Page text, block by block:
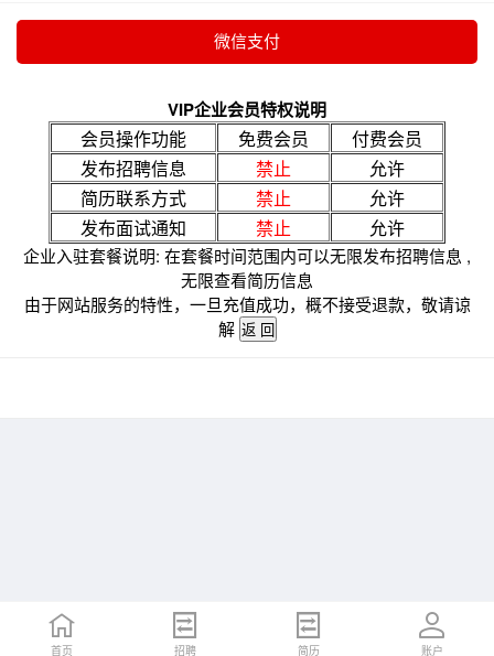
VIP企业会员特权说明
会员操作功能 免费会员
付费会员
发布招聘信息
禁止
允许
简历联系方式
禁止
允许
发布面试通知
禁止 允许
企业入驻套餐说明: 在套餐时间范围内可以无限发布招聘信息 ,
无限查看简历信息
由于网站服务的特性，一旦充值成功，概不接受退款，敬请谅
解
首页 招聘 简历 账户